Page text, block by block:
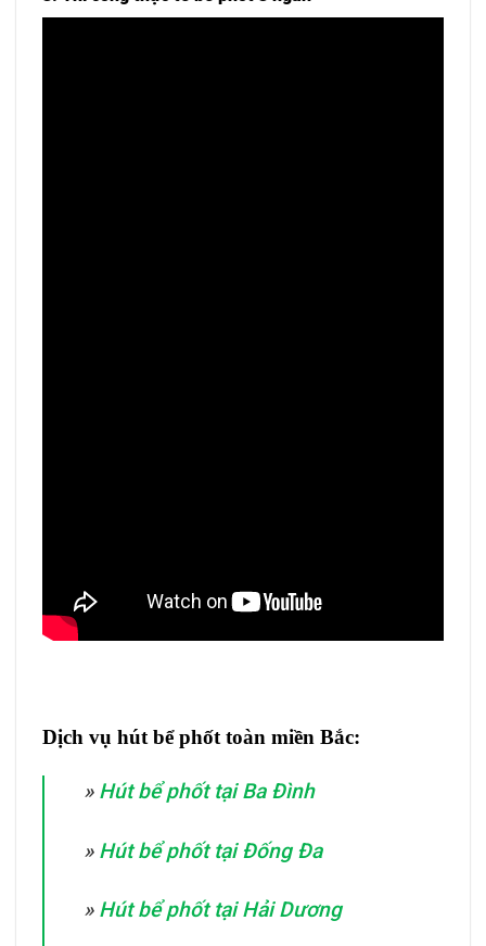
Dịch vụ hút bể phốt toàn miền Bắc:
» Hút bể phốt tại Ba Đình
» Hút bể phốt tại Đống Đa
» Hút bể phốt tại Hải Dương